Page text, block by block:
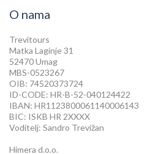
O nama
Trevitours
Matka Laginje 31
52470 Umag
MBS-0523267
OIB: 74520373724
ID-CODE: HR-B-52-040124422
IBAN: HR1123800061140006143
BIC: ISKB HR 2XXXX
Voditelj: Sandro Trevižan
Himera d.o.o.